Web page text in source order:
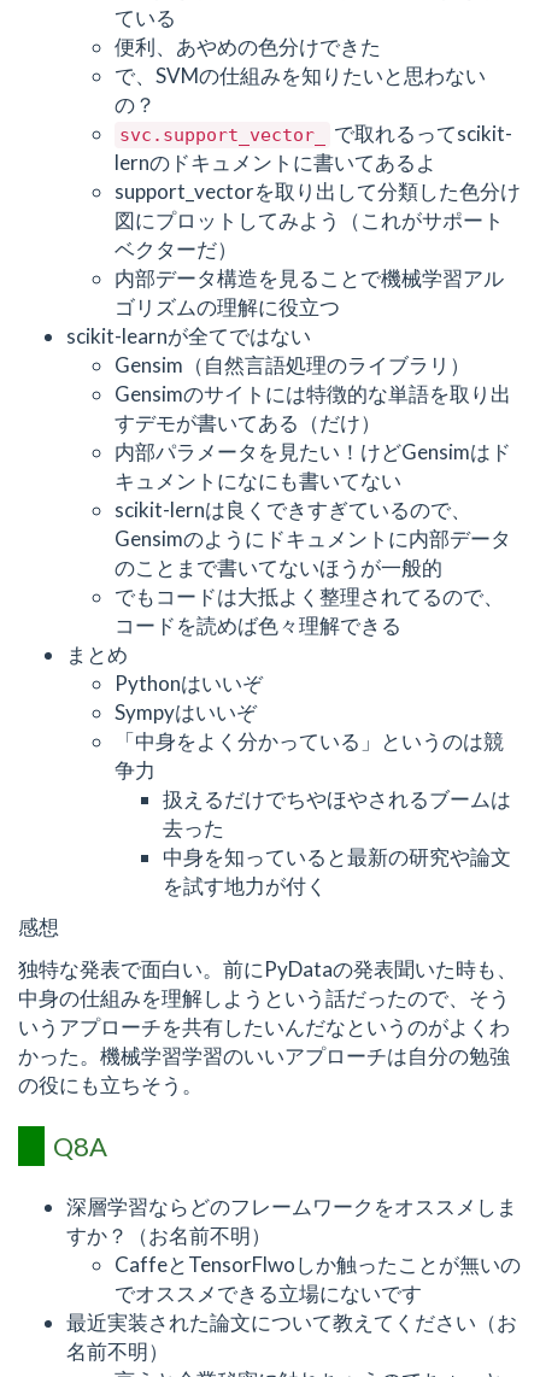
ている
便利、あやめの色分けできた
で、SVMの仕組みを知りたいと思わない
の？
svc.support_vector_
で取れるってscikit-
lernのドキュメントに書いてあるよ
support_vectorを取り出して分類した色分け
図にプロットしてみよう（これがサポート
ベクターだ）
内部データ構造を見ることで機械学習アル
ゴリズムの理解に役立つ
scikit-learnが全てではない
Gensim（自然言語処理のライブラリ）
Gensimのサイトには特徴的な単語を取り出
すデモが書いてある（だけ）
内部パラメータを見たい！けどGensimはド
キュメントになにも書いてない
scikit-lernは良くできすぎているので、
Gensimのようにドキュメントに内部データ
のことまで書いてないほうが一般的
でもコードは大抵よく整理されてるので、
コードを読めば色々理解できる
まとめ
Pythonはいいぞ
Sympyはいいぞ
「中身をよく分かっている」というのは競
争力
扱えるだけでちやほやされるブームは
去った
中身を知っていると最新の研究や論文
を試す地力が付く
感想
独特な発表で面白い。前にPyDataの発表聞いた時も、
中身の仕組みを理解しようという話だったので、そう
いうアプローチを共有したいんだなというのがよくわ
かった。機械学習学習のいいアプローチは自分の勉強
の役にも立ちそう。
Q8A
深層学習ならどのフレームワークをオススメしま
すか？（お名前不明）
CaffeとTensorFlwoしか触ったことが無いの
でオススメできる立場にないです
最近実装された論文について教えてください（お
名前不明）